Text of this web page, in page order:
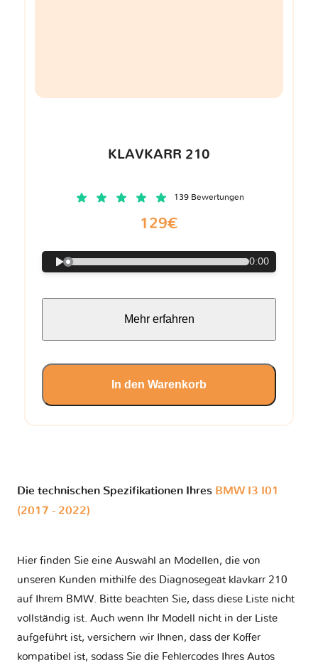
KLAVKARR 210
139 Bewertungen
129€
0:00
Mehr erfahren
In den Warenkorb
Die technischen Spezifikationen Ihres BMW I3 I01
(2017 - 2022)
Hier finden Sie eine Auswahl an Modellen, die von
unseren Kunden mithilfe des Diagnosegeät klavkarr 210
auf Ihrem BMW. Bitte beachten Sie, dass diese Liste nicht
vollständig ist. Auch wenn Ihr Modell nicht in der Liste
aufgeführt ist, versichern wir Ihnen, dass der Koffer
kompatibel ist, sodass Sie die Fehlercodes Ihres Autos